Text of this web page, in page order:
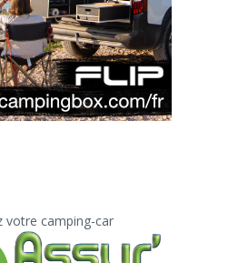
votre camping-car